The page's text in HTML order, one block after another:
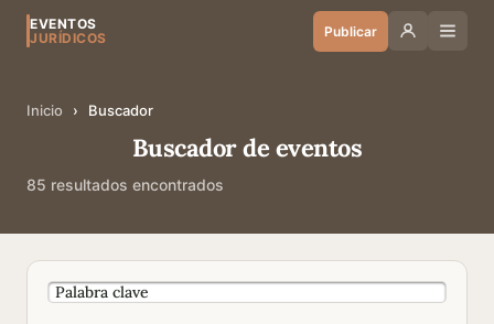
EVENTOS
JURÍDICOS
Publicar
Inicio › Buscador
Buscador de eventos
85 resultados encontrados